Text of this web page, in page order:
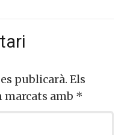
publicarà. Els
marcats amb *